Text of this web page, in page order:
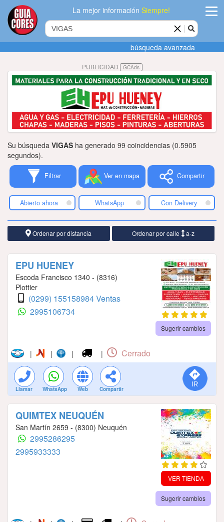
La mejor informaciónSiempre!
Agregar
empresa
datos
Publicidad
Tiendacores
Contactenos
búsqueda avanzada
PUBLICIDAD GCAds
Su búsqueda VIGAS ha generado 99 coincidencias (0.5905
segundos).
Filtrar Ver en mapa Compartir
Abierto ahora WhatsApp Con Delivery
Ordenar por distancia Ordenar por calle a-z
EPU HUENEY
Escoda Francisco 1340 - (8316)
Plottier
(0299) 155158984 Ventas
2995106734
Sugerir cambios
| | | | Cerrado
Llamar WhatsApp Web Compartir
QUIMTEX NEUQUÉN
San Martín 2659 - (8300) Neuquén
2995286295
2995933333
VER TIENDA
Sugerir cambios